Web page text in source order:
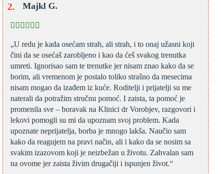
Majkl G.
„U redu je kada osećam strah, ali strah, i to onaj užasni koji
čini da se osećaš zarobljeno i kao da ćeš svakog trenutka
umreti. Ignorisao sam te trenutke jer nisam znao kako da se
borim, ali vremenom je postalo toliko strašno da mesecima
nisam mogao da izađem iz kuće. Roditelji i prijatelji su me
naterali da potražim stručnu pomoć. I zaista, ta pomoć je
promenila sve – boravak na Klinici dr Vorobjev, razgovori i
lekovi pomogli su mi da upoznam svoj problem. Kada
upoznate neprijatelja, borba je mnogo lakša. Naučio sam
kako da reagujem na pravi način, ali i kako da se nosim sa
svakim izazovom koji je neizbežan u životu. Zahvalan sam
na ovome jer zaista živim drugačiji i ispunjen život.“